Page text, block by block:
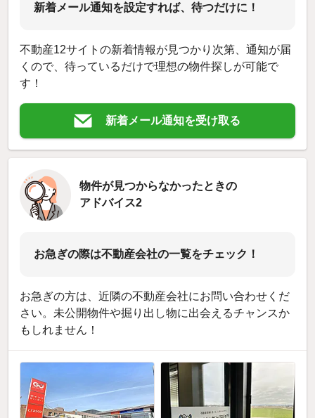
新着メール通知を設定すれば、待つだけに！
不動産12サイトの新着情報が見つかり次第、通知が届
くので、待っているだけで理想の物件探しが可能で
す！
新着メール通知を受け取る
物件が見つからなかったときの
アドバイス2
お急ぎの際は不動産会社の一覧をチェック！
お急ぎの方は、近隣の不動産会社にお問い合わせくだ
さい。未公開物件や掘り出し物に出会えるチャンスか
もしれません！